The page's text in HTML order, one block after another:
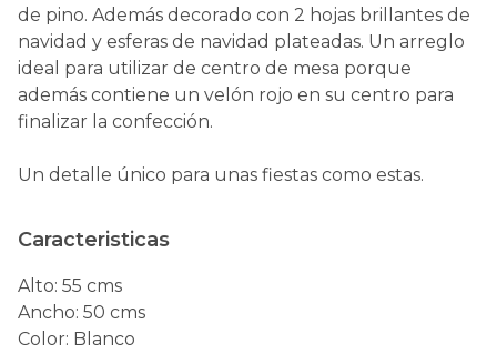
de pino. Además decorado con 2 hojas brillantes de
navidad y esferas de navidad plateadas. Un arreglo
ideal para utilizar de centro de mesa porque
además contiene un velón rojo en su centro para
finalizar la confección.
Un detalle único para unas fiestas como estas.
Caracteristicas
Alto: 55 cms
Ancho: 50 cms
Color: Blanco